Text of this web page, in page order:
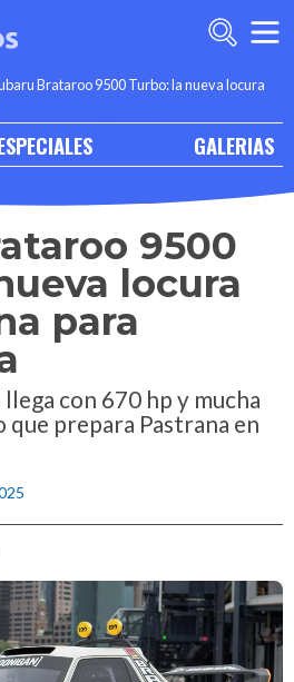
Brataroo 9500 Turbo: la nueva locura
GALERIAS
9500
locura
para
con 670 hp y mucha
prepara Pastrana en